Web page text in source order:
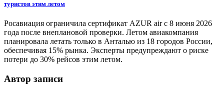
туристов этим летом
Росавиация ограничила сертификат AZUR air с 8 июня 2026
года после внеплановой проверки. Летом авиакомпания
планировала летать только в Анталью из 18 городов России,
обеспечивая 15% рынка. Эксперты предупреждают о риске
потери до 30% рейсов этим летом.
Автор записи